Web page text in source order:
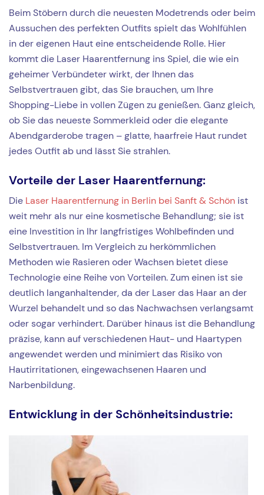
Beim Stöbern durch die neuesten Modetrends oder beim
Aussuchen des perfekten Outfits spielt das Wohlfühlen
in der eigenen Haut eine entscheidende Rolle. Hier
kommt die Laser Haarentfernung ins Spiel, die wie ein
geheimer Verbündeter wirkt, der Ihnen das
Selbstvertrauen gibt, das Sie brauchen, um Ihre
Shopping-Liebe in vollen Zügen zu genießen. Ganz gleich,
ob Sie das neueste Sommerkleid oder die elegante
Abendgarderobe tragen – glatte, haarfreie Haut rundet
jedes Outfit ab und lässt Sie strahlen.
Vorteile der Laser Haarentfernung:
Die Laser Haarentfernung in Berlin bei Sanft & Schön ist
weit mehr als nur eine kosmetische Behandlung; sie ist
eine Investition in Ihr langfristiges Wohlbefinden und
Selbstvertrauen. Im Vergleich zu herkömmlichen
Methoden wie Rasieren oder Wachsen bietet diese
Technologie eine Reihe von Vorteilen. Zum einen ist sie
deutlich langanhaltender, da der Laser das Haar an der
Wurzel behandelt und so das Nachwachsen verlangsamt
oder sogar verhindert. Darüber hinaus ist die Behandlung
präzise, kann auf verschiedenen Haut- und Haartypen
angewendet werden und minimiert das Risiko von
Hautirritationen, eingewachsenen Haaren und
Narbenbildung.
Entwicklung in der Schönheitsindustrie: